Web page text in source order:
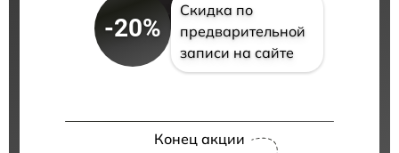
-20%
Скидка по
предварительной
записи на сайте
Конец акции